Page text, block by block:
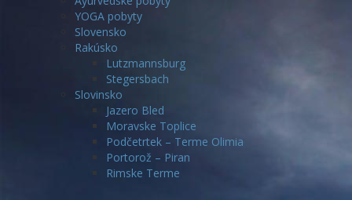
YOGA pobyty
Slovensko
Rakúsko
Lutzmannsburg
Stegersbach
Slovinsko
Jazero Bled
Moravske Toplice
Podčetrtek – Terme Olimia
Portorož – Piran
Rimske Terme